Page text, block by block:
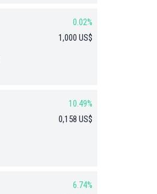
0.02%
1,000 US$
10.49%
0,158 US$
6.74%